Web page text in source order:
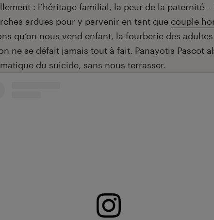
: l’héritage familial, la peur de la paternité –
ardues pour y parvenir en tant que couple
qu’on nous vend enfant, la fourberie des
ne se défait jamais tout à fait. Panayotis Pascot
du suicide, sans nous terrasser.